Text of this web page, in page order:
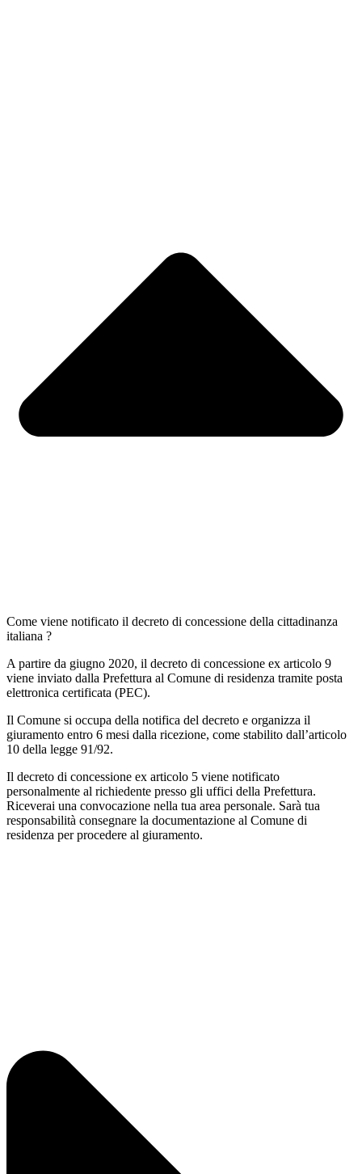
Come viene notificato il decreto di concessione della cittadinanza
italiana ?
A partire da giugno 2020, il decreto di concessione ex articolo 9
viene inviato dalla Prefettura al Comune di residenza tramite posta
elettronica certificata (PEC).
Il Comune si occupa della notifica del decreto e organizza il
giuramento entro 6 mesi dalla ricezione, come stabilito dall’articolo
10 della legge 91/92.
Il decreto di concessione ex articolo 5 viene notificato
personalmente al richiedente presso gli uffici della Prefettura.
Riceverai una convocazione nella tua area personale. Sarà tua
responsabilità consegnare la documentazione al Comune di
residenza per procedere al giuramento.